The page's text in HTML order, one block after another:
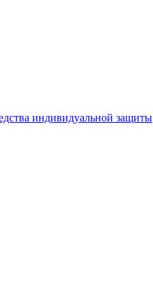
индивидуальной защиты